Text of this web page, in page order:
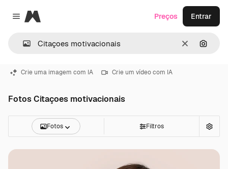
Close menu
Magnific
Limpar
Preços Entrar
Crie uma imagem com IA Crie um vídeo com IA
Fotos Citaçoes motivacionais
Fotos Filtros